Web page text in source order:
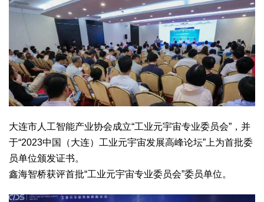
大连市人工智能产业协会成立“工业元宇宙专业委员会”，并
于“2023中国（大连）工业元宇宙发展高峰论坛”上为首批委
员单位颁发证书。
鑫海智桥获评首批“工业元宇宙专业委员会”委员单位。